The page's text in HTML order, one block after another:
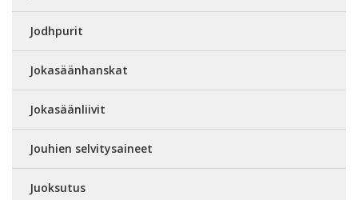
Jodhpurit
Jokasäänhanskat
Jokasäänliivit
Jouhien selvitysaineet
Juoksutus